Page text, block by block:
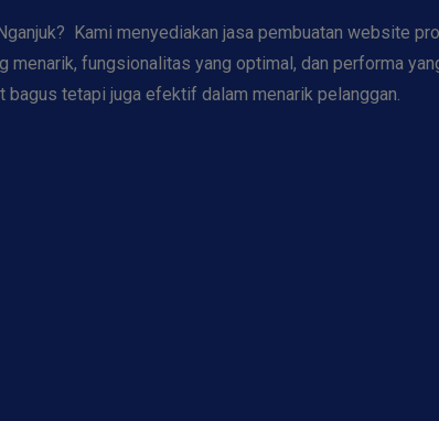
Kami menyediakan jasa pembuatan website
fungsionalitas yang optimal, dan performa
tetapi juga efektif dalam menarik pelanggan.